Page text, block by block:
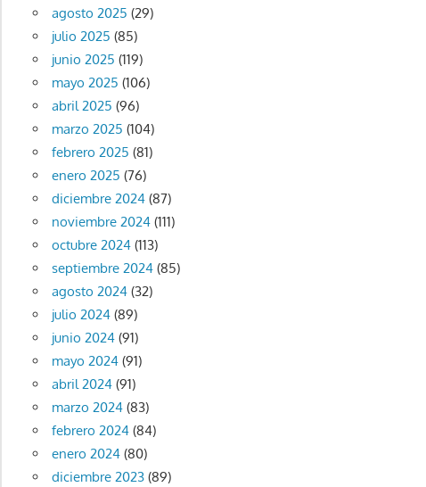
agosto 2025 (29)
julio 2025 (85)
junio 2025 (119)
mayo 2025 (106)
abril 2025 (96)
marzo 2025 (104)
febrero 2025 (81)
enero 2025 (76)
diciembre 2024(87)
noviembre 2024(111)
octubre 2024(113)
septiembre 2024(85)
agosto 2024(32)
julio 2024(89)
junio 2024(91)
mayo 2024(91)
abril 2024(91)
marzo 2024(83)
febrero 2024(84)
enero 2024(80)
diciembre 2023(89)